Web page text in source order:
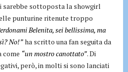
sarebbe sottoposta la showgirl
punturine ritenute troppo
Belenita, sei bellissima, ma
No!”ha scritto una fan seguita da
come “un mostro canottato”. Di
però, in molti si sono lanciati